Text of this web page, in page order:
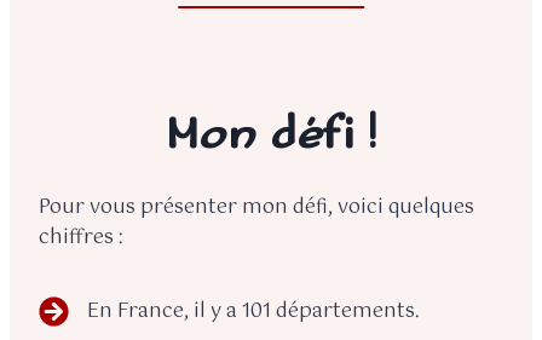
Mon défi !
Pour vous présenter mon défi, voici quelques
chiffres :
En France, il y a 101 départements.